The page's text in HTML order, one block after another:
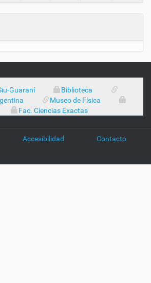
Guaraní
Biblioteca
Museo de Física
Fac. Ciencias Exactas
Accesibilidad Contacto